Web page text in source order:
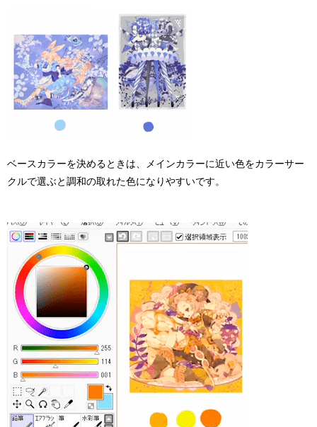
ベースカラーを決めるときは、メインカラーに近い色をカラーサー
クルで選ぶと調和の取れた色になりやすいです。